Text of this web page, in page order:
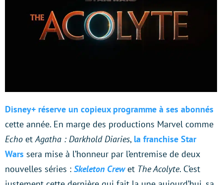
Disney+ réserve un copieux programme à ses abonnés
cette année. En marge des productions Marvel comme
Echo etAgatha : Darkhold Diaries, la franchise Star
Wars sera mise à l’honneur par l’entremise de deux
nouvelles séries : Skeleton Crewet The Acolyte. C’est